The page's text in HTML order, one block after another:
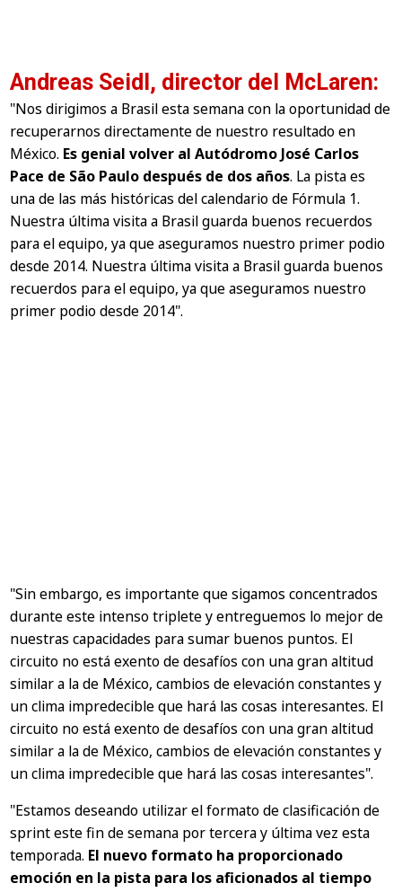
Andreas Seidl, director del McLaren:
"Nos dirigimos a Brasil esta semana con la oportunidad de
recuperarnos directamente de nuestro resultado en
México. Es genial volver al Autódromo José Carlos
Pace de São Paulo después de dos años. La pista es
una de las más históricas del calendario de Fórmula 1.
Nuestra última visita a Brasil guarda buenos recuerdos
para el equipo, ya que aseguramos nuestro primer podio
desde 2014. Nuestra última visita a Brasil guarda buenos
recuerdos para el equipo, ya que aseguramos nuestro
primer podio desde 2014".
"Sin embargo, es importante que sigamos concentrados
durante este intenso triplete y entreguemos lo mejor de
nuestras capacidades para sumar buenos puntos. El
circuito no está exento de desafíos con una gran altitud
similar a la de México, cambios de elevación constantes y
un clima impredecible que hará las cosas interesantes. El
circuito no está exento de desafíos con una gran altitud
similar a la de México, cambios de elevación constantes y
un clima impredecible que hará las cosas interesantes".
"Estamos deseando utilizar el formato de clasificación de
sprint este fin de semana por tercera y última vez esta
temporada. El nuevo formato ha proporcionado
emoción en la pista para los aficionados al tiempo